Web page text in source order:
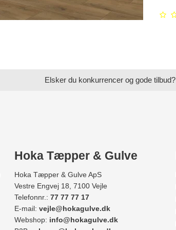
Elsker du konkurrencer og gode tilbud?
Hoka Tæpper & Gulve
Hoka Tæpper & Gulve ApS
Vestre Engvej 18, 7100 Vejle
Telefonnr.: 77 77 77 17
E-mail: vejle@hokagulve.dk
Webshop: info@hokagulve.dk